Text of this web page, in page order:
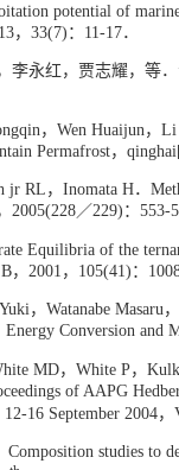
potential of
， 33(7) ： 11-17．
李永红，贾志耀，等
， Wen Huaijun ， Li
Permafrost，
jr RL ， Inomata H．
2005(228 ／229) ： 553-
Equilibria of the
， 2001 ， 105(41) ：
， Watanabe Masaru ，
Energy Conversion and
MD， White P，
of AAPG
12-16 September 2004，
Composition studies to